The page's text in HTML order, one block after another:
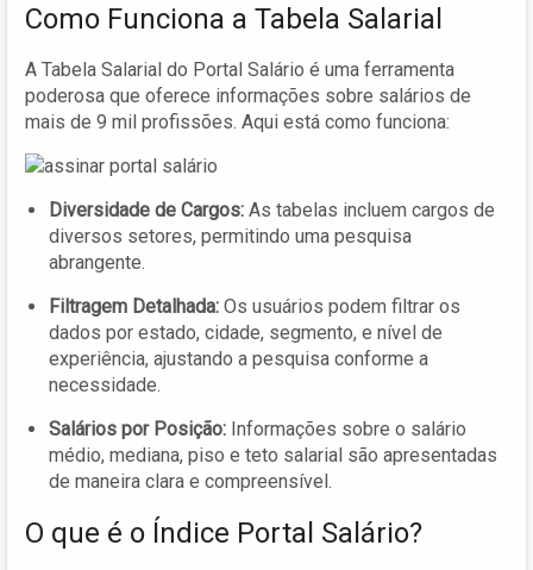
Como Funciona a Tabela Salarial
A Tabela Salarial do Portal Salário é uma ferramenta
poderosa que oferece informações sobre salários de
mais de 9 mil profissões. Aqui está como funciona:
Diversidade de Cargos: As tabelas incluem cargos de
diversos setores, permitindo uma pesquisa
abrangente.
Filtragem Detalhada: Os usuários podem filtrar os
dados por estado, cidade, segmento, e nível de
experiência, ajustando a pesquisa conforme a
necessidade.
Salários por Posição: Informações sobre o salário
médio, mediana, piso e teto salarial são apresentadas
de maneira clara e compreensível.
O que é o Índice Portal Salário?